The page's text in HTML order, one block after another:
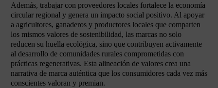
Además, trabajar con proveedores locales fortalece la economía
circular regional y genera un impacto social positivo. Al apoyar
a agricultores, ganaderos y productores locales que comparten
los mismos valores de sostenibilidad, las marcas no solo
reducen su huella ecológica, sino que contribuyen activamente
al desarrollo de comunidades rurales comprometidas con
prácticas regenerativas. Esta alineación de valores crea una
narrativa de marca auténtica que los consumidores cada vez más
conscientes valoran y premian.